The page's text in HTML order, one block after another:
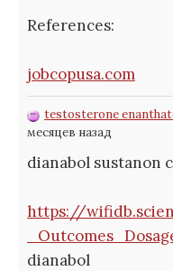
References:
jobcopusa.com
testosterone
месяцев назад
dianabol sustanon
https://
dianabol